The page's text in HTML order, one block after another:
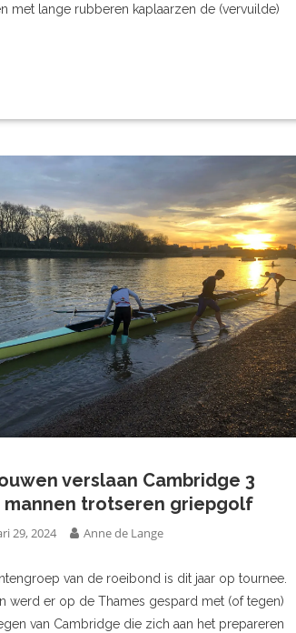
met lange rubberen kaplaarzen de (vervuilde)
verslaan Cambridge 3
mannen trotseren griepgolf
29, 2024 Anne de Lange
van de roeibond is dit jaar op tournee.
werd er op de Thames gespard met (of tegen)
van Cambridge die zich aan het prepareren